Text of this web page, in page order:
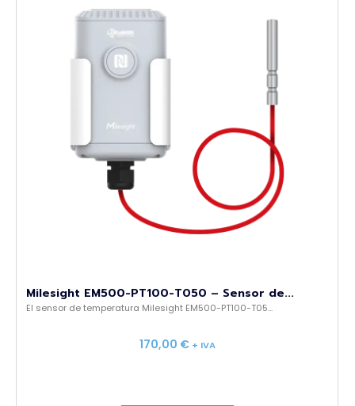
Milesight EM500-PT100-T050 – Sensor de...
El sensor de temperatura Milesight EM500-PT100-T05...
170,00 € + IVA